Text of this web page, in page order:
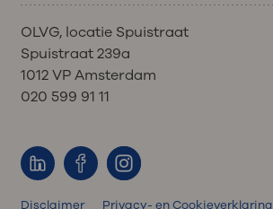
OLVG, locatie Spuistraat
Spuistraat 239a
1012 VP Amsterdam
020 599 91 11
Disclaimer Privacy- en Cookieverklaring